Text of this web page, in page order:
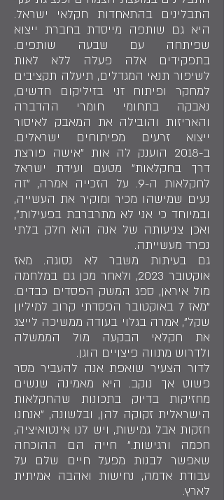
התבלינים בהתאחדות חקלאי ישראל.
היא גם שותפה מייסדת בחברת ייצוא
שפיתחה עם שבעה שותפים.
בתפקידים אלה פעלה ללא לאות
לשיפור תנאי המגדלים, תיעלה תקציבים
למחקר ופיתוח זני בזיליקום חדשים,
נאבקה בתחומי חומרי ההדברה
והאריזות והובילה את המאבק לאיסור
ייצוא זרעים מפיתוחים ישראלים.
ב-2018 הוענק לה אות "אישה פורצת
דרך בחקלאות" מטעם ועידת ישראל
לחקלאות ה-9. על הזכייה אמרה, "זה
נעים שמישהו מכיר ומוקיר את העשייה,
ובמיוחד כי אני לא מתרברבת בפעילות",
ואכן צניעותה של אנה הוא חלק בלתי
נפרד מעשייתה.
גם בעיתות משבר לא נסוגה. מאז
אוקטובר 2023, ולאחר מכן גם במלחמה
מול איראן, ספג המשק הפסדים כבדים.
"מאז 7 באוקטובר הפסדתי קרוב למיליון
שקל", אמרה בגלוי בעודה ממשיכה לייצג
את חקלאי הבקעה מול הממשלה
ולדרוש מתווה פיצויים הוגן.
לדור הצעיר שואפת אנה להעביר מסר
פשוט אך נוקב. היא מאמינה שנשים
מחזיקות בדיוק בתכונות שהחקלאות
הישראלית זקוקה להן, ובלשונה, "אנחנו
חזקות אבל גמישות, ויש לנו אינטואיציה,
חכמה ורגישות." חייה הם ההוכחה
שאפשר לבנות מפעל חיים שלם על
עבודת אדמה, נחישות ואהבה אמיתית
לארץ.